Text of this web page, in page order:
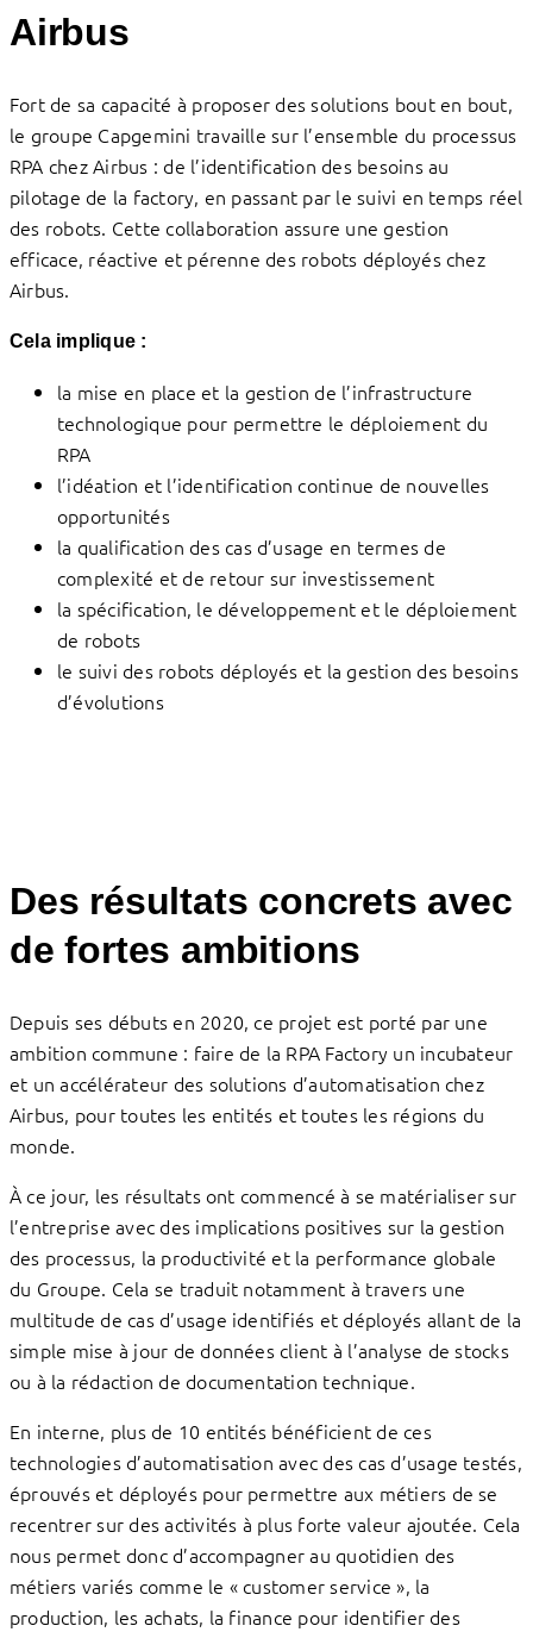
Airbus
Fort de sa capacité à proposer des solutions bout en bout,
le groupe Capgemini travaille sur l’ensemble du processus
RPA chez Airbus : de l’identification des besoins au
pilotage de la factory, en passant par le suivi en temps réel
des robots. Cette collaboration assure une gestion
efficace, réactive et pérenne des robots déployés chez
Airbus.
Cela implique :
la mise en place et la gestion de l’infrastructure
technologique pour permettre le déploiement du
RPA
l’idéation et l’identification continue de nouvelles
opportunités
la qualification des cas d’usage en termes de
complexité et de retour sur investissement
la spécification, le développement et le déploiement
de robots
le suivi des robots déployés et la gestion des besoins
d’évolutions
Des résultats concrets avec
de fortes ambitions
Depuis ses débuts en 2020, ce projet est porté par une
ambition commune : faire de la RPA Factory un incubateur
et un accélérateur des solutions d’automatisation chez
Airbus, pour toutes les entités et toutes les régions du
monde.
À ce jour, les résultats ont commencé à se matérialiser sur
l’entreprise avec des implications positives sur la gestion
des processus, la productivité et la performance globale
du Groupe. Cela se traduit notamment à travers une
multitude de cas d’usage identifiés et déployés allant de la
simple mise à jour de données client à l’analyse de stocks
ou à la rédaction de documentation technique.
En interne, plus de 10 entités bénéficient de ces
technologies d’automatisation avec des cas d’usage testés,
éprouvés et déployés pour permettre aux métiers de se
recentrer sur des activités à plus forte valeur ajoutée. Cela
nous permet donc d’accompagner au quotidien des
métiers variés comme le « customer service », la
production, les achats, la finance pour identifier des